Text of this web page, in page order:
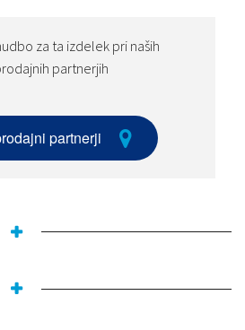
za ta izdelek pri naših
partnerjih
partnerji